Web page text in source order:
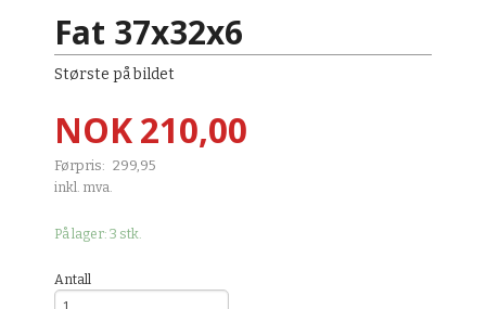
Fat 37x32x6
Største på bildet
Tilbud
NOK210,00
Førpris: 299,95
Rabatt
inkl. mva.
På lager: 3 stk.
Antall